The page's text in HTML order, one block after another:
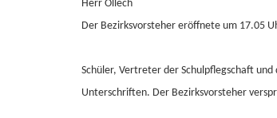
Herr Ollech
Der Bezirksvorsteher eröffnete um 17.05
Schüler, Vertreter der Schulpflegschaft
Unterschriften. Der Bezirksvorsteher